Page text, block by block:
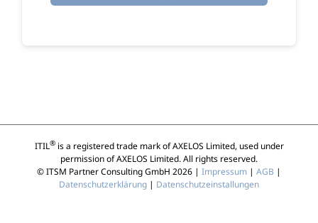
ITIL®is a registered trade mark of AXELOS Limited, used under
permission of AXELOS Limited. All rights reserved.
© ITSM Partner Consulting GmbH 2026 | Impressum | AGB |
Datenschutzerklärung | Datenschutzeinstallungen